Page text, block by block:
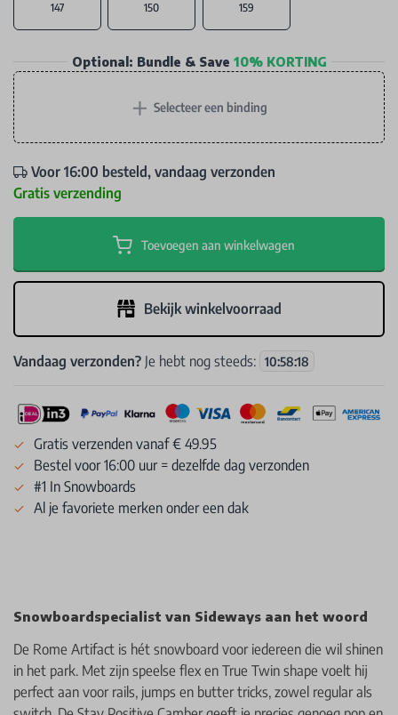
147 150 159
Optional: Bundle & Save 10% KORTING
+ Selecteer een binding
Voor 16:00 besteld, vandaag verzonden
Gratis verzending
Toevoegen aan winkelwagen
Bekijk winkelvoorraad
Vandaag verzonden? Je hebt nog steeds: 10:58:17
Gratis verzenden vanaf € 49.95
Bestel voor 16:00 uur = dezelfde dag verzonden
#1 In Snowboards
Al je favoriete merken onder een dak
Snowboardspecialist van Sideways aan het woord
De Rome Artifact is hét snowboard voor iedereen die wil shinen
in het park. Met zijn speelse flex en True Twin shape voelt hij
perfect aan voor rails, jumps en butter tricks, zowel regular als